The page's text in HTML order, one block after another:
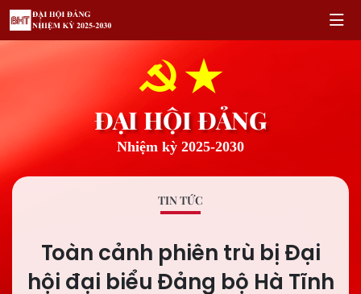
ĐẠI HỘI ĐẢNG
Nhiệm kỳ 2025-2030
TIN TỨC
Toàn cảnh phiên trù bị Đại
hội đại biểu Đảng bộ Hà Tĩnh